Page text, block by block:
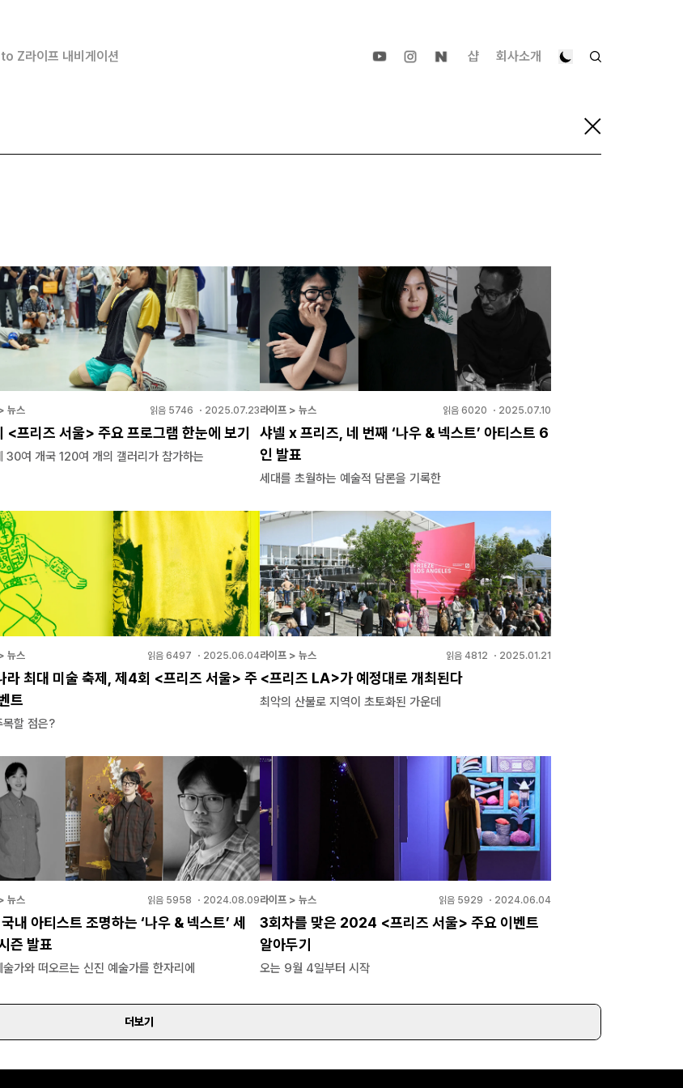
Z라이프 내비게이션 샵 회사소개
뉴스 읽음 5746 ・ 2025.07.23
<프리즈 서울> 주요 프로그램 한눈에 보기
30여 개국 120여 개의 갤러리가 참가하는
라이프 > 뉴스 읽음 6020 ・ 2025.07.10
샤넬 x 프리즈, 네 번째 ‘나우 & 넥스트’ 아티스트 6
인 발표
세대를 초월하는 예술적 담론을 기록한
뉴스 읽음 6497 ・ 2025.06.04
라 최대 미술 축제, 제4회 <프리즈 서울> 주
트
목할 점은?
라이프 > 뉴스 읽음 4812 ・ 2025.01.21
<프리즈 LA>가 예정대로 개최된다
최악의 산불로 지역이 초토화된 가운데
뉴스 읽음 5958 ・ 2024.08.09
내 아티스트 조명하는 ‘나우 & 넥스트’ 세
즌 발표
가와 떠오르는 신진 예술가를 한자리에
라이프 > 뉴스 읽음 5929 ・ 2024.06.04
3회차를 맞은 2024 <프리즈 서울> 주요 이벤트
알아두기
오는 9월 4일부터 시작
더보기